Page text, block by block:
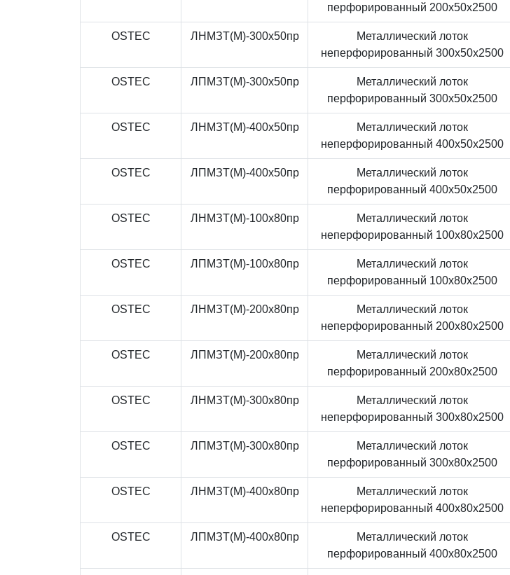
перфорированный 200x50x2500
OSTEC ЛНМЗТ(М)-300x50пр
Металлический лоток
неперфорированный 300x50x2500
OSTEC ЛПМЗТ(М)-300x50пр
Металлический лоток
перфорированный 300x50x2500
OSTEC ЛНМЗТ(М)-400x50пр
Металлический лоток
неперфорированный 400x50x2500
OSTEC ЛПМЗТ(М)-400x50пр
Металлический лоток
перфорированный 400x50x2500
OSTEC ЛНМЗТ(М)-100x80пр
Металлический лоток
неперфорированный 100x80x2500
OSTEC ЛПМЗТ(М)-100x80пр
Металлический лоток
перфорированный 100x80x2500
OSTEC ЛНМЗТ(М)-200x80пр
Металлический лоток
неперфорированный 200x80x2500
OSTEC ЛПМЗТ(М)-200x80пр
Металлический лоток
перфорированный 200x80x2500
OSTEC ЛНМЗТ(М)-300x80пр
Металлический лоток
неперфорированный 300x80x2500
OSTEC ЛПМЗТ(М)-300x80пр
Металлический лоток
перфорированный 300x80x2500
OSTEC ЛНМЗТ(М)-400x80пр
Металлический лоток
неперфорированный 400x80x2500
OSTEC ЛПМЗТ(М)-400x80пр
Металлический лоток
перфорированный 400x80x2500